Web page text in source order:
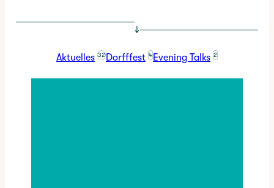
↓
Aktuelles 32 Dorfffest 4 Evening Talks 2